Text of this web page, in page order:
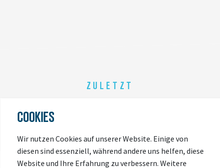
ZULETZT
COOKIES
Wir nutzen Cookies auf unserer Website. Einige von
diesen sind essenziell, während andere uns helfen, diese
Website und Ihre Erfahrung zu verbessern. Weitere